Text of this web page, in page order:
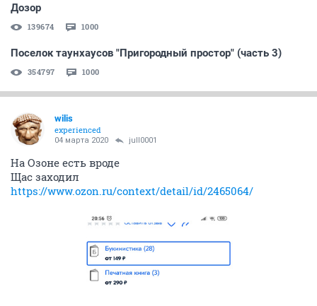
Дозор
139674 1000
Поселок таунхаусов "Пригородный простор" (часть 3)
354797 1000
wilis
experienced
04 марта 2020 jull0001
На Озоне есть вроде
Щас заходил
https://www.ozon.ru/context/detail/id/2465064/